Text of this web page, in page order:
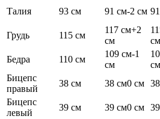
Талия
93 см 91 см-2 см
Грудь 115 см
117 см+2
см
см
Бедра
110 см
109 см-1
см
см
Бицепс
правый
38 см 38 см0 см
Бицепс
левый
39 см 39 см0 см